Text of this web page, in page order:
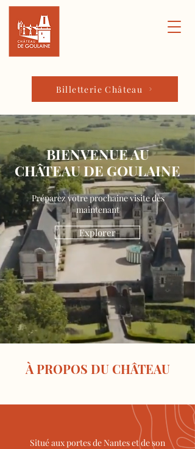
Billetterie Château
BIENVENUE AU
CHÂTEAU DE GOULAINE
Préparez votre prochaine visite dès
maintenant
Explorer
À PROPOS DU CHÂTEAU
Situé aux portes de Nantes et de son